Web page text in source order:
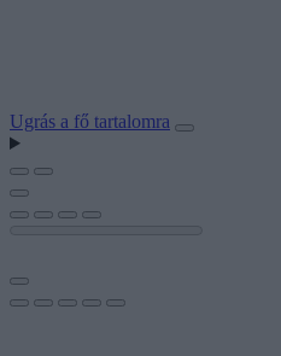
Ugrás a fő tartalomra